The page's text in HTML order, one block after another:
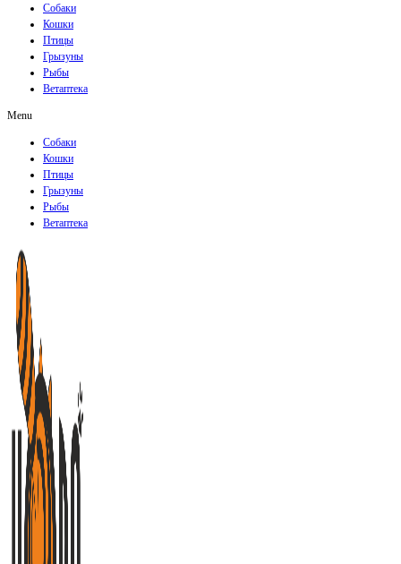
Собаки
Кошки
Птицы
Грызуны
Рыбы
Ветаптека
Menu
Собаки
Кошки
Птицы
Грызуны
Рыбы
Ветаптека